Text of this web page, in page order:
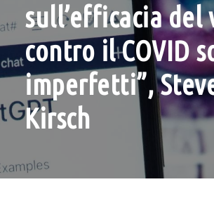
sull’efficacia del
contro il COVID
imperfetti”,
Kirsch